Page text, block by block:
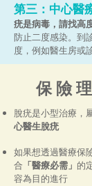
第三：中心醫
疣是病毒，請找高
防止二度感染。到
度，例如醫生房或
保險
脫疣是小型治療，
心醫生脫疣
如果想透過醫療保
合 「醫療必需」 的
容為目的進行